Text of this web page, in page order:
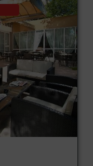
de Calvenzano, la
ravins d'Abbadessa, la
itinéraires ;
forteresses et les
Vitale ; les châteaux
;
le long de la route
panoramique qui fait
de découvrir une
tournant ; des lieux
di Castello, Baiso,